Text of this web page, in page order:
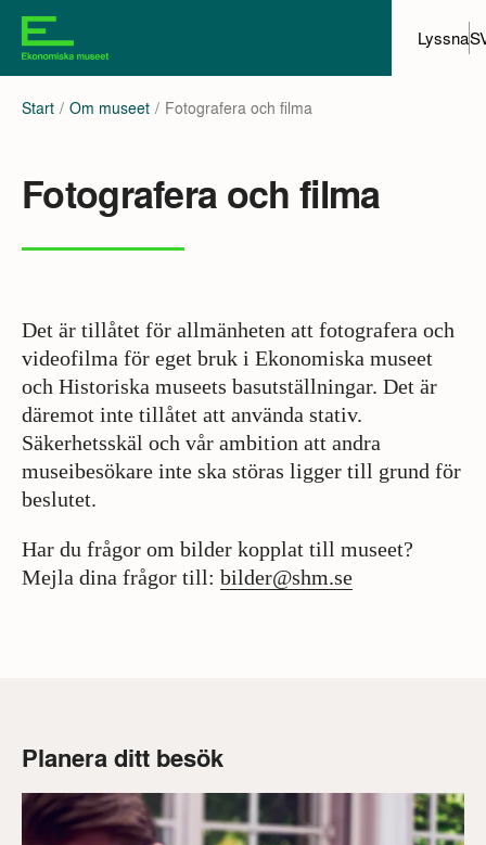
Lyssna
Start Om museet Fotografera och filma
Fotografera och filma
Det är tillåtet för allmänheten att fotografera och
videofilma för eget bruk i Ekonomiska museet
och Historiska museets basutställningar. Det är
däremot inte tillåtet att använda stativ.
Säkerhetsskäl och vår ambition att andra
museibesökare inte ska störas ligger till grund för
beslutet.
Har du frågor om bilder kopplat till museet?
Mejla dina frågor till: bilder@shm.se
Planera ditt besök